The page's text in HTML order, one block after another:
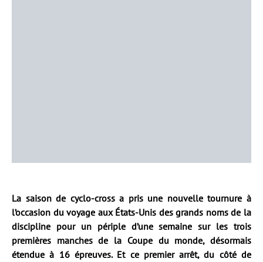
La saison de cyclo-cross a pris une nouvelle tournure à
l’occasion du voyage aux États-Unis des grands noms de la
discipline pour un périple d’une semaine sur les trois
premières manches de la Coupe du monde, désormais
étendue à 16 épreuves. Et ce premier arrêt, du côté de